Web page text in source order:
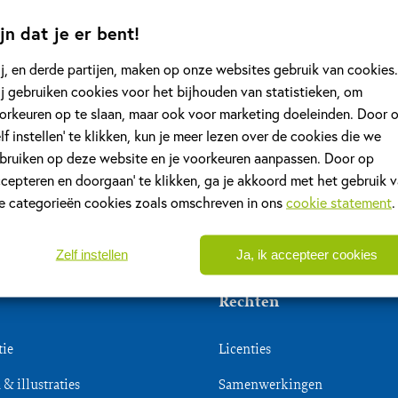
dat je er bent!
en derde partijen, maken op onze websites gebruik van cookies.
gebruiken cookies voor het bijhouden van statistieken, om
op te slaan, maar ook voor marketing doeleinden. Door
instellen’ te klikken, kun je meer lezen over de cookies die we
op deze website en je voorkeuren aanpassen. Door op
en doorgaan’ te klikken, ga je akkoord met het gebruik
categorieën cookies zoals omschreven in onscookie statement
Ja, ik accepteer cookies
Zelf instellen
en
uitgevers
& illustraties
Rechten
Licenties
Samenwerkingen